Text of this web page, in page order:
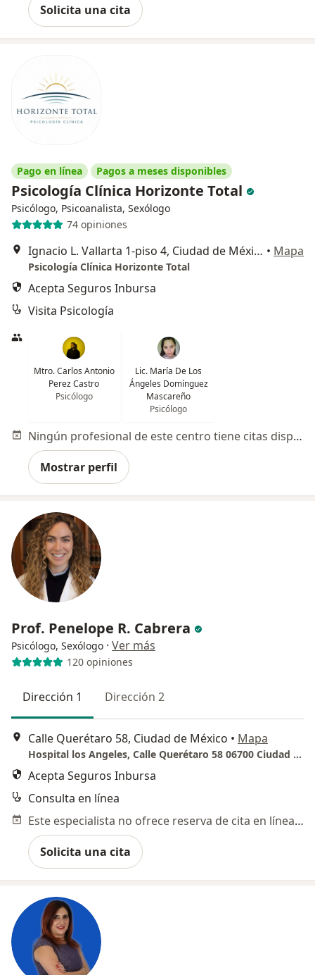
Solicita una cita
Pago en línea Pagos a meses disponibles
Psicología Clínica Horizonte Total
Psicólogo, Psicoanalista, Sexólogo
74 opiniones
Ignacio L. Vallarta 1-piso 4, Ciudad de México • Mapa
Psicología Clínica Horizonte Total
Acepta Seguros Inbursa
Visita Psicología
Mtro. Carlos Antonio
Perez Castro
Psicólogo
Lic. María De Los
Ángeles Domínguez
Mascareño
Psicólogo
Ningún profesional de este centro tiene citas disponibles
Mostrar perfil
Prof. Penelope R. Cabrera
Psicólogo, Sexólogo · Ver más
120 opiniones
Dirección 1 Dirección 2
Calle Querétaro 58, Ciudad de México • Mapa
Hospital los Angeles, Calle Querétaro 58 06700 Ciudad de México
Acepta Seguros Inbursa
Consulta en línea
Este especialista no ofrece reserva de cita en línea en esta dirección.
Solicita una cita